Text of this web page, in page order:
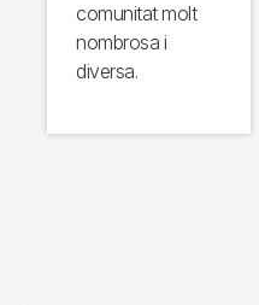
comunitat molt
nombrosa i
diversa.